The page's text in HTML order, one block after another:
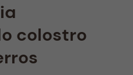
colostro